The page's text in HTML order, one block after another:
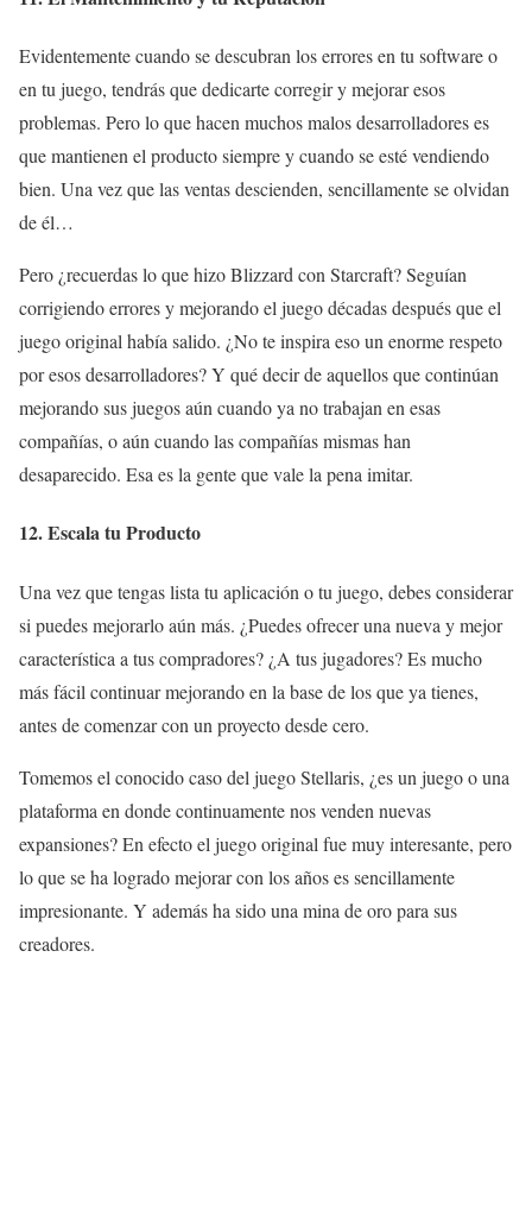
Evidentemente cuando se descubran los errores en tu software o
en tu juego, tendrás que dedicarte corregir y mejorar esos
problemas. Pero lo que hacen muchos malos desarrolladores es
que mantienen el producto siempre y cuando se esté vendiendo
bien. Una vez que las ventas descienden, sencillamente se olvidan
de él…
Pero ¿recuerdas lo que hizo Blizzard con Starcraft? Seguían
corrigiendo errores y mejorando el juego décadas después que el
juego original había salido. ¿No te inspira eso un enorme respeto
por esos desarrolladores? Y qué decir de aquellos que continúan
mejorando sus juegos aún cuando ya no trabajan en esas
compañías, o aún cuando las compañías mismas han
desaparecido. Esa es la gente que vale la pena imitar.
12. Escala tu Producto
Una vez que tengas lista tu aplicación o tu juego, debes considerar
si puedes mejorarlo aún más. ¿Puedes ofrecer una nueva y mejor
característica a tus compradores? ¿A tus jugadores? Es mucho
más fácil continuar mejorando en la base de los que ya tienes,
antes de comenzar con un proyecto desde cero.
Tomemos el conocido caso del juego Stellaris, ¿es un juego o una
plataforma en donde continuamente nos venden nuevas
expansiones? En efecto el juego original fue muy interesante, pero
lo que se ha logrado mejorar con los años es sencillamente
impresionante. Y además ha sido una mina de oro para sus
creadores.